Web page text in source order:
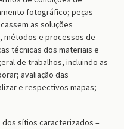
fotográfico; peças
as soluções
métodos e processos de
técnicas dos materiais e
de trabalhos, incluindo as
avaliação das
e respectivos mapas;
dos sítios caracterizados –